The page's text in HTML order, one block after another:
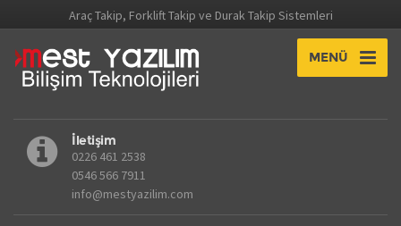
Araç Takip, Forklift Takip ve Durak Takip Sistemleri
MENÜ
İletişim
0226 461 2538
0546 566 7911
info@mestyazilim.com